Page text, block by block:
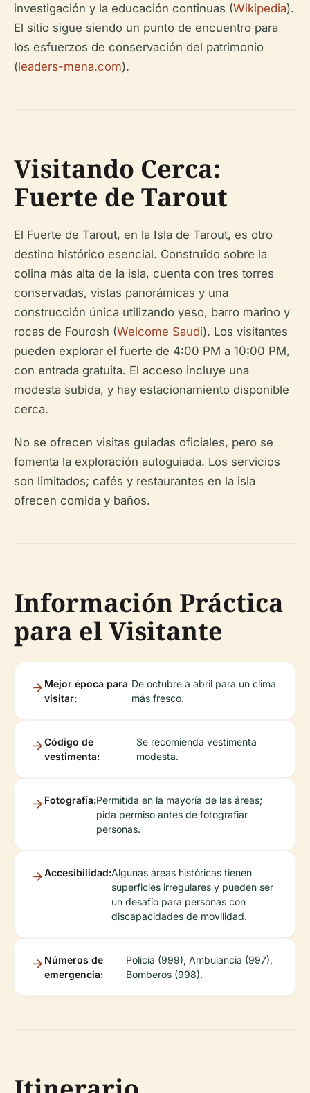
investigación y la educación continuas (Wikipedia).
El sitio sigue siendo un punto de encuentro para
los esfuerzos de conservación del patrimonio
(leaders-mena.com).
Visitando Cerca:
Fuerte de Tarout
El Fuerte de Tarout, en la Isla de Tarout, es otro
destino histórico esencial. Construido sobre la
colina más alta de la isla, cuenta con tres torres
conservadas, vistas panorámicas y una
construcción única utilizando yeso, barro marino y
rocas de Fourosh (Welcome Saudi). Los visitantes
pueden explorar el fuerte de 4:00 PM a 10:00 PM,
con entrada gratuita. El acceso incluye una
modesta subida, y hay estacionamiento disponible
cerca.
No se ofrecen visitas guiadas oficiales, pero se
fomenta la exploración autoguiada. Los servicios
son limitados; cafés y restaurantes en la isla
ofrecen comida y baños.
Información Práctica
para el Visitante
Mejor época para
visitar:
De octubre a abril para un clima
más fresco.
Código de
vestimenta:
Se recomienda vestimenta
modesta.
Fotografía:Permitida en la mayoría de las áreas;
pida permiso antes de fotografiar
personas.
Accesibilidad:Algunas áreas históricas tienen
superficies irregulares y pueden ser
un desafío para personas con
discapacidades de movilidad.
Números de
emergencia:
Policía (999), Ambulancia (997),
Bomberos (998).